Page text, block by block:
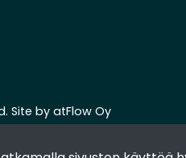
Site by atFlow Oy